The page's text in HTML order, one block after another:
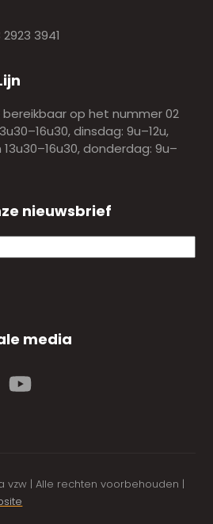
3941
bereikbaar op het nummer 02
dinsdag: 9u–12u,
donderdag: 9u–
nieuwsbrief
media
YouTube
vzw | Alle rechten voorbehouden |